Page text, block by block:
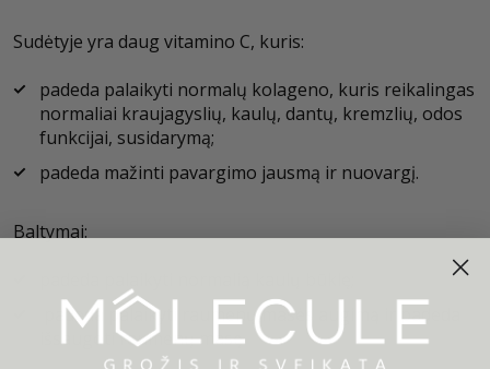
Sudėtyje yra daug vitamino C, kuris:
padeda palaikyti normalų kolageno, kuris reikalingas
normaliai kraujagyslių, kaulų, dantų, kremzlių, odos
funkcijai, susidarymą;
padeda mažinti pavargimo jausmą ir nuovargį.
Baltymai:
padeda palaikyti raumenų masės augimą ir padeda
išsaugoti raumenų masę.